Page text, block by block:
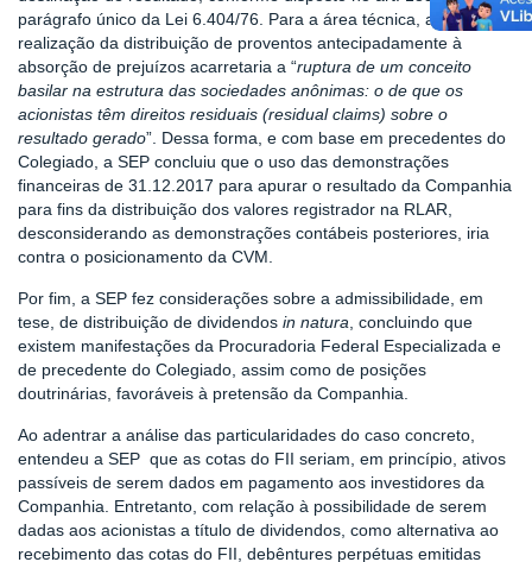
parágrafo único da Lei 6.404/76. Para a área técnica, a
realização da distribuição de proventos antecipadamente à
absorção de prejuízos acarretaria a “ruptura de um conceito
basilar na estrutura das sociedades anônimas: o de que os
acionistas têm direitos residuais (residual claims) sobre o
resultado gerado”. Dessa forma, e com base em precedentes do
Colegiado, a SEP concluiu que o uso das demonstrações
financeiras de 31.12.2017 para apurar o resultado da Companhia
para fins da distribuição dos valores registrador na RLAR,
desconsiderando as demonstrações contábeis posteriores, iria
contra o posicionamento da CVM.
Por fim, a SEP fez considerações sobre a admissibilidade, em
tese, de distribuição de dividendos in natura , concluindo que
existem manifestações da Procuradoria Federal Especializada e
de precedente do Colegiado, assim como de posições
doutrinárias, favoráveis à pretensão da Companhia.
Ao adentrar a análise das particularidades do caso concreto,
entendeu a SEP que as cotas do FII seriam, em princípio, ativos
passíveis de serem dados em pagamento aos investidores da
Companhia. Entretanto, com relação à possibilidade de serem
dadas aos acionistas a título de dividendos, como alternativa ao
recebimento das cotas do FII, debêntures perpétuas emitidas